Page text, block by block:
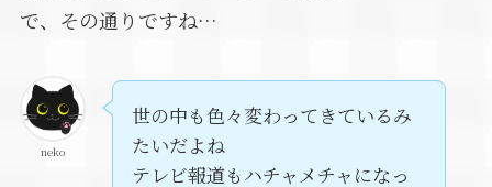
で、その通りですね…
neko
世の中も色々変わってきているみ
たいだよね
テレビ報道もハチャメチャになっ